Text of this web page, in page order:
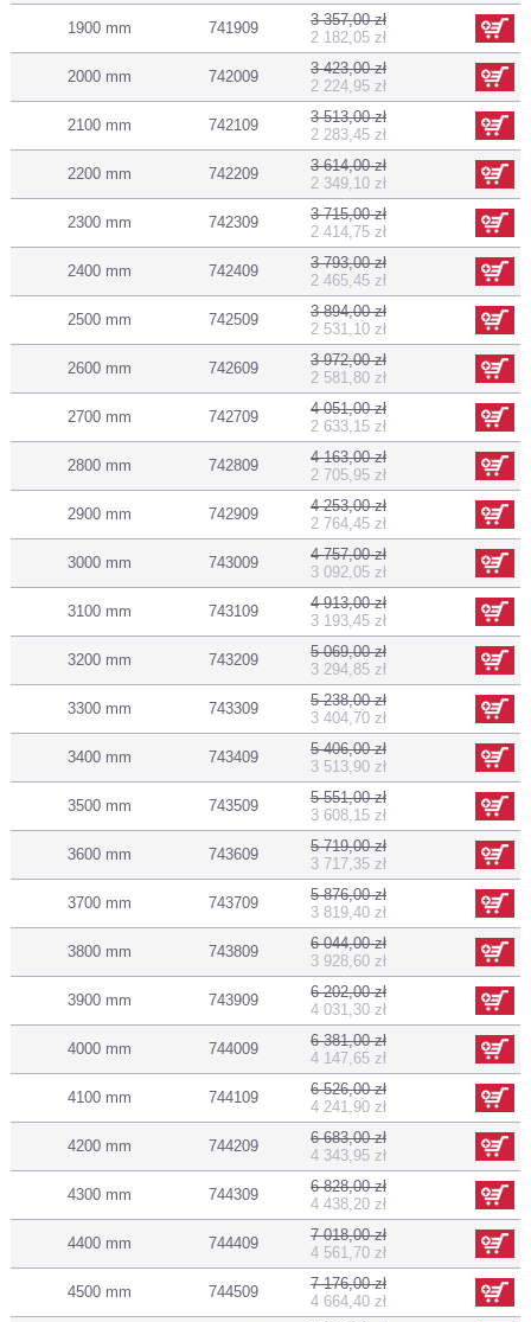
1900 mm 741909
3 357,00 zł
2 182,05 zł
2000 mm 742009
3 423,00 zł
2 224,95 zł
2100 mm 742109
3 513,00 zł
2 283,45 zł
2200 mm 742209
3 614,00 zł
2 349,10 zł
2300 mm 742309
3 715,00 zł
2 414,75 zł
2400 mm 742409
3 793,00 zł
2 465,45 zł
2500 mm 742509
3 894,00 zł
2 531,10 zł
2600 mm 742609
3 972,00 zł
2 581,80 zł
2700 mm 742709
4 051,00 zł
2 633,15 zł
2800 mm 742809
4 163,00 zł
2 705,95 zł
2900 mm 742909
4 253,00 zł
2 764,45 zł
3000 mm 743009
4 757,00 zł
3 092,05 zł
3100 mm 743109
4 913,00 zł
3 193,45 zł
3200 mm 743209
5 069,00 zł
3 294,85 zł
3300 mm 743309
5 238,00 zł
3 404,70 zł
3400 mm 743409
5 406,00 zł
3 513,90 zł
3500 mm 743509
5 551,00 zł
3 608,15 zł
3600 mm 743609
5 719,00 zł
3 717,35 zł
3700 mm 743709
5 876,00 zł
3 819,40 zł
3800 mm 743809
6 044,00 zł
3 928,60 zł
3900 mm 743909
6 202,00 zł
4 031,30 zł
4000 mm 744009
6 381,00 zł
4 147,65 zł
4100 mm 744109
6 526,00 zł
4 241,90 zł
4200 mm 744209
6 683,00 zł
4 343,95 zł
4300 mm 744309
6 828,00 zł
4 438,20 zł
4400 mm 744409
7 018,00 zł
4 561,70 zł
4500 mm 744509
7 176,00 zł
4 664,40 zł